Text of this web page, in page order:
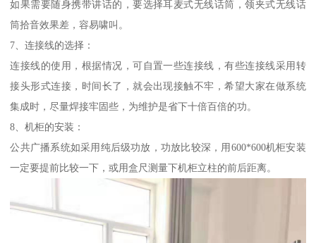
如果需要随身携带讲话的，要选择耳麦式无线话筒，领夹式无线话
筒拾音效果差，容易啸叫。
7、连接线的选择：
连接线的使用，根据情况，可自置一些连接线，有些连接线采用转
接头形式连接，时间长了，就会出现接触不牢，希望大家在做系统
集成时，尽量焊接牢固些，为维护是省下十倍百倍的功。
8、机柜的安装：
公共广播系统如采用纯后级功放，功放比较深，用600*600机柜安装
一定要提前比较一下，或用盒尺测量下机柜立柱的前后距离。